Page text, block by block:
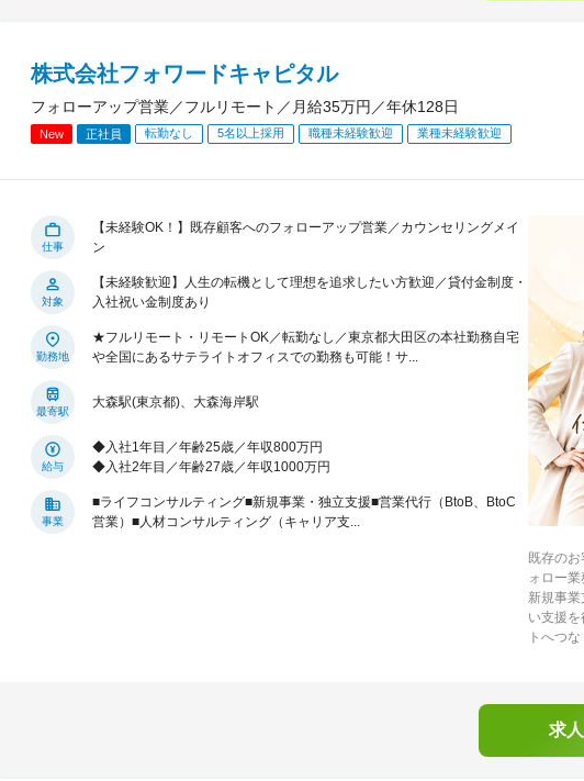
株式会社フォワードキャピタル
フォローアップ営業／フルリモート／月給35万円／年休128日
New 正社員 転勤なし 5名以上採用 職種未経験歓迎 業種未経験歓迎
仕事
【未経験OK！】既存顧客へのフォローアップ営業／カウンセリングメイ
ン
対象
【未経験歓迎】人生の転機として理想を追求したい方歓迎／貸付金制度・
入社祝い金制度あり
勤務地
★フルリモート・リモートOK／転勤なし／東京都大田区の本社勤務自宅
や全国にあるサテライトオフィスでの勤務も可能！サ...
最寄駅
大森駅(東京都)、大森海岸駅
給与
◆入社1年目／年齢25歳／年収800万円
◆入社2年目／年齢27歳／年収1000万円
事業
■ライフコンサルティング■新規事業・独立支援■営業代行（BtoB、BtoC
営業）■人材コンサルティング（キャリア支...
既存の
ォロー
新規事
い支援
トへつ
求